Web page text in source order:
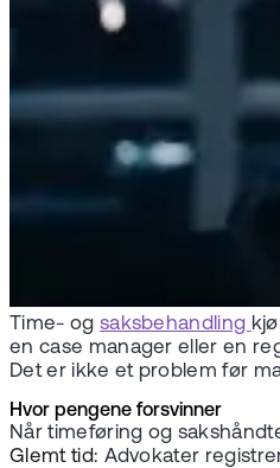
Time- og saksbehandling
en case manager eller en
Det er ikke et problem før
Hvor pengene forsvinner
Når timeføring og
Glemt tid: Advokater